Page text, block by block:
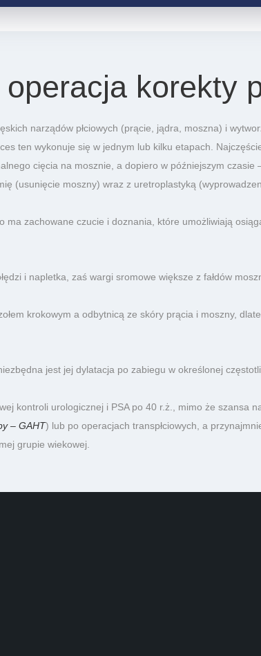
korekty
narządów płciowych (prącie, jądra, moszna) i
ten wykonuje się w jednym lub kilku etapach.
cięcia na mosznie, a dopiero w późniejszym czasie
(usunięcie moszny) wraz z uretroplastyką
ma zachowane czucie i doznania, które umożliwiają
i napletka, zaś wargi sromowe większe z fałdów
krokowym a odbytnicą ze skóry prącia i moszny,
jest jej dylatacja po zabiegu w określonej
kontroli urologicznej i PSA po 40 r.ż., mimo że szansa
– GAHT) lub po operacjach transpłciowych, a
grupie wiekowej.